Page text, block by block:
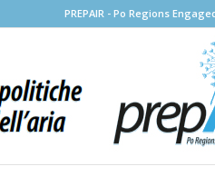
PREPAIR - Po Regions